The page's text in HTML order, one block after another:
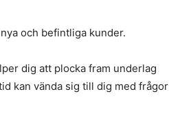
och befintliga kunder.
dig att plocka fram underlag
kan vända sig till dig med frågor